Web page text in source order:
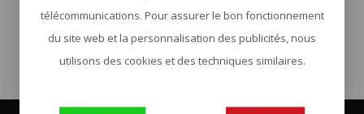
télécommunications. Pour assurer le bon fonctionnement
du site web et la personnalisation des publicités, nous
utilisons des cookies et des techniques similaires.